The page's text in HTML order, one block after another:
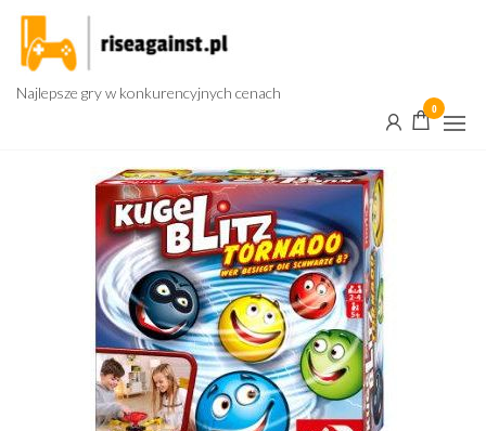
Przejdź
treści
Najlepsze gry w konkurencyjnych cenach
0